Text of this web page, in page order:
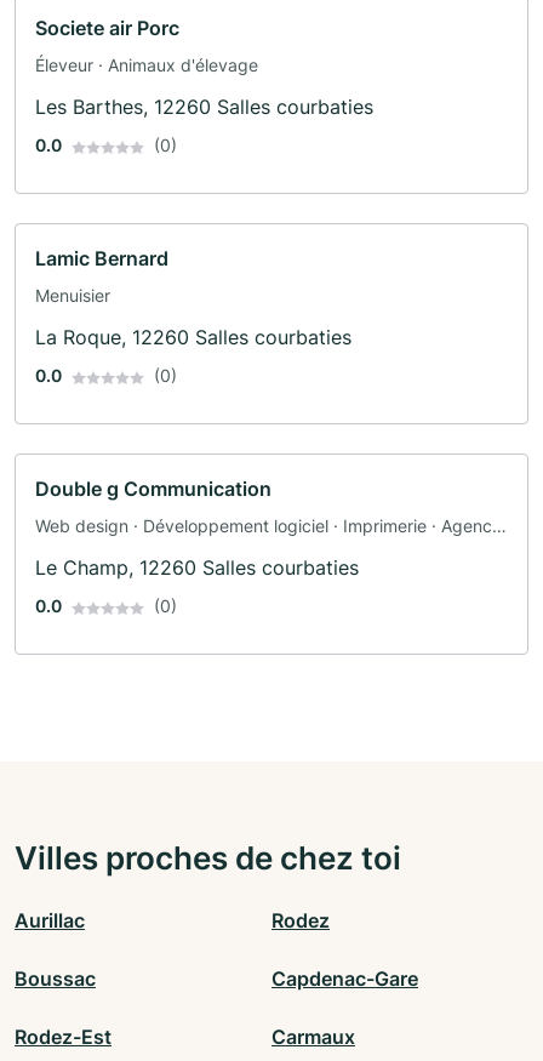
Societe air Porc
Éleveur · Animaux d'élevage
Les Barthes, 12260 Salles courbaties
0.0 (0)
Lamic Bernard
Menuisier
La Roque, 12260 Salles courbaties
0.0 (0)
Double g Communication
Web design · Développement logiciel · Imprimerie · Agence
Le Champ, 12260 Salles courbaties
0.0 (0)
Villes proches de chez toi
Aurillac Rodez
Boussac Capdenac-Gare
Rodez-Est Carmaux